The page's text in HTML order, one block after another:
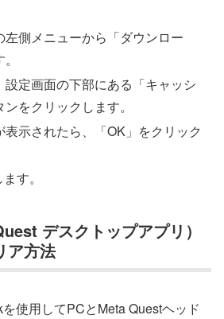
側メニューから「ダウンロー
設定画面の下部にある「キャッシ
をクリックします。
示されたら、「OK」をクリック
す。
デスクトップアプリ）
ア方法
使用してPCとMeta Questヘッド